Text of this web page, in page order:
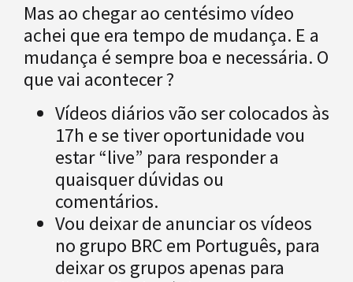
Mas ao chegar ao centésimo vídeo
achei que era tempo de mudança. E a
mudança é sempre boa e necessária. O
que vai acontecer ?
Vídeos diários vão ser colocados às
17h e se tiver oportunidade vou
estar “live” para responder a
quaisquer dúvidas ou
comentários.
Vou deixar de anunciar os vídeos
no grupo BRC em Português, para
deixar os grupos apenas para